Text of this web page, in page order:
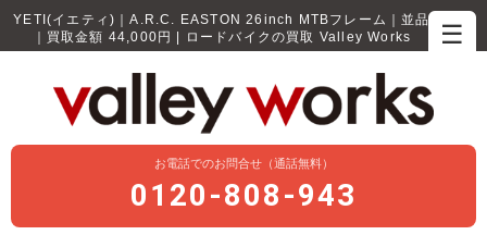
☰
YETI(イエティ)｜A.R.C. EASTON 26inch MTBフレーム｜並品
｜買取金額 44,000円 | ロードバイクの買取 Valley Works
お電話でのお問合せ（通話無料）
0120-808-943